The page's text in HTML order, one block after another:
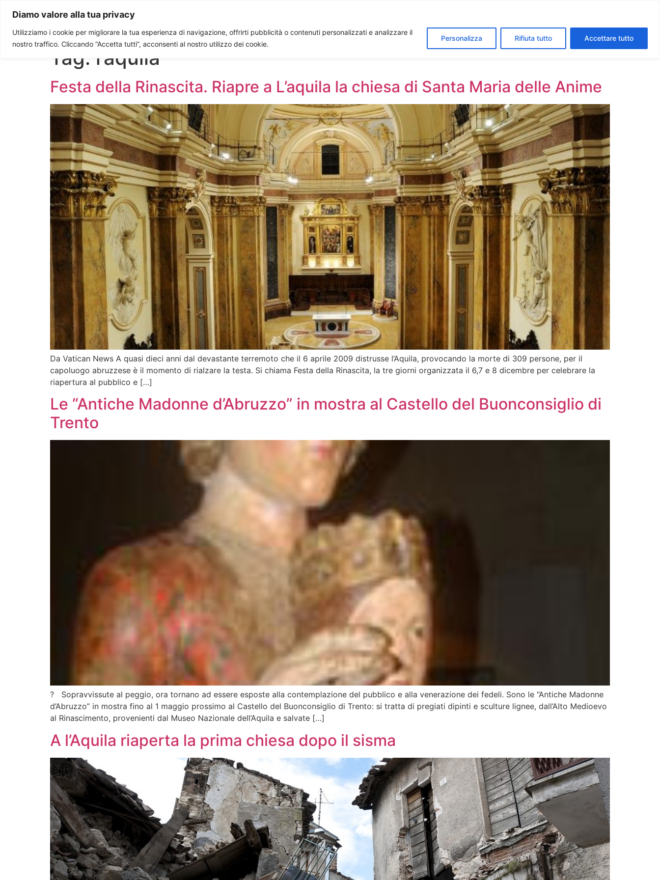
Diamo valore alla tua privacy
Utilizziamo i cookie per migliorare la tua esperienza di navigazione, offrirti pubblicità o contenuti personalizzati e analizzare il
nostro traffico. Cliccando “Accetta tutti”, acconsenti al nostro utilizzo dei cookie.
Personalizza Rifiuta tutto Accettare tutto
Paolo Ondarza
Tag: l’aquila
Festa della Rinascita. Riapre a L’aquila la chiesa di Santa Maria delle Anime
Da Vatican News A quasi dieci anni dal devastante terremoto che il 6 aprile 2009 distrusse l’Aquila, provocando la morte di 309 persone, per il
capoluogo abruzzese è il momento di rialzare la testa. Si chiama Festa della Rinascita, la tre giorni organizzata il 6,7 e 8 dicembre per celebrare la
riapertura al pubblico e […]
Le “Antiche Madonne d’Abruzzo” in mostra al Castello del Buonconsiglio di
Trento
? Sopravvissute al peggio, ora tornano ad essere esposte alla contemplazione del pubblico e alla venerazione dei fedeli. Sono le “Antiche Madonne
d’Abruzzo” in mostra fino al 1 maggio prossimo al Castello del Buonconsiglio di Trento: si tratta di pregiati dipinti e sculture lignee, dall’Alto Medioevo
al Rinascimento, provenienti dal Museo Nazionale dell’Aquila e salvate […]
A l’Aquila riaperta la prima chiesa dopo il sisma